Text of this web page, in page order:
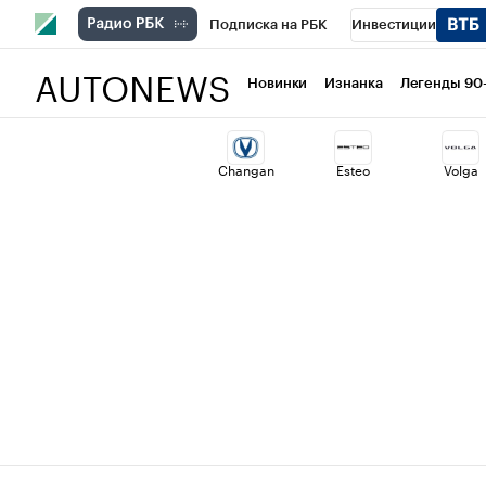
Подписка на РБК Инвестиции
Национальные проекты Город
Кредитные рейтинги Франшизы
AUTONEWS Новинки Изнанка Легенды
Changan Esteo Volga